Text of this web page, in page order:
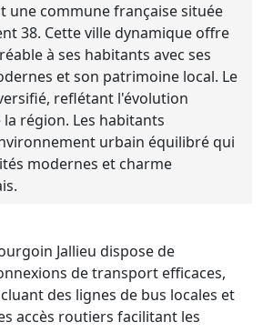
une commune française située
38. Cette ville dynamique offre
à ses habitants avec ses
et son patrimoine local. Le
reflétant l'évolution
région. Les habitants
urbain équilibré qui
modernes et charme
Jallieu dispose de
de transport efficaces,
des lignes de bus locales et
accès routiers facilitant les